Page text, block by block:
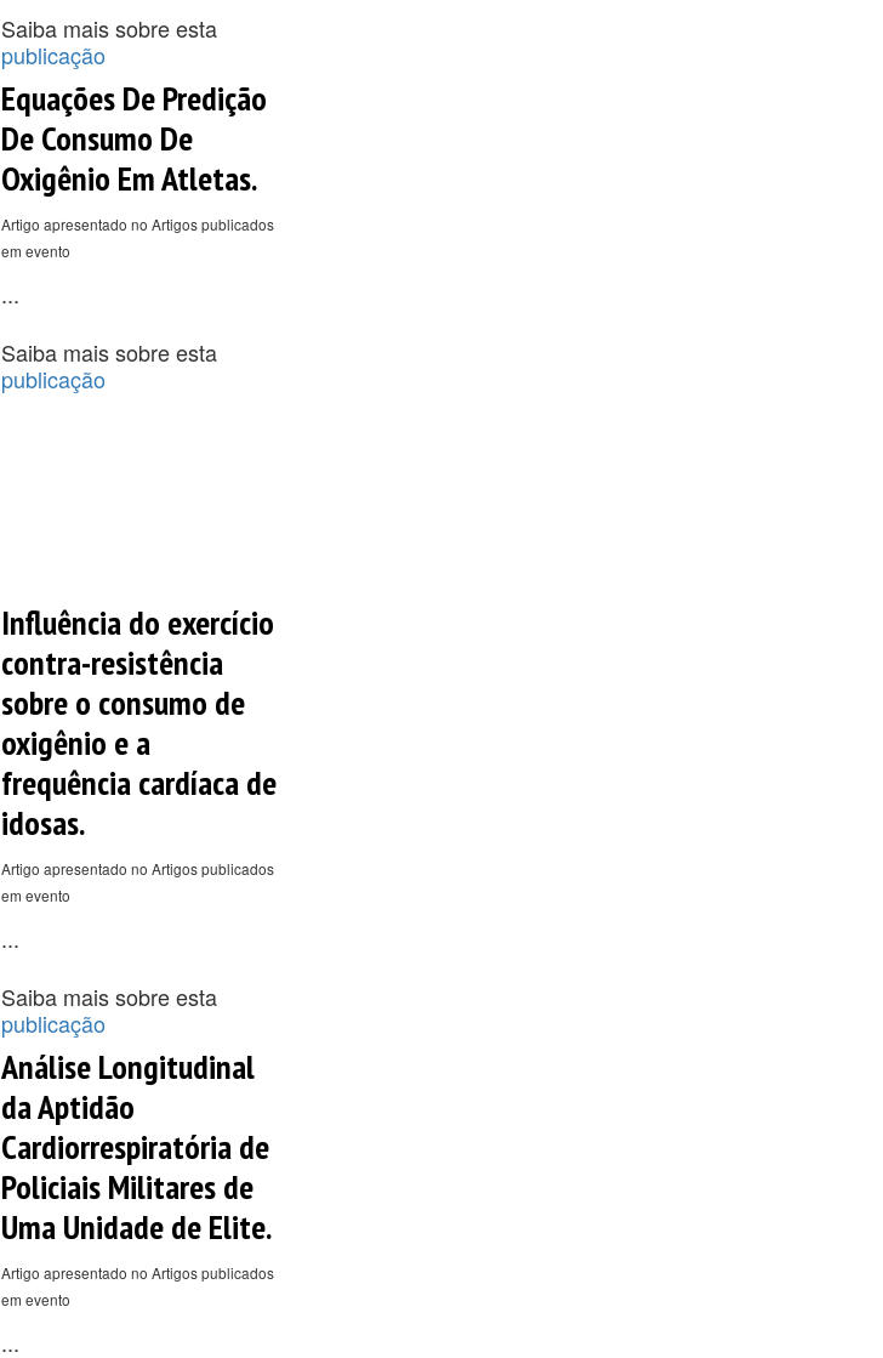
Saiba mais sobre esta
publicação
Equações De Predição
De Consumo De
Oxigênio Em Atletas.
Artigo apresentado no Artigos publicados
em evento
...
Saiba mais sobre esta
publicação
Influência do exercício
contra-resistência
sobre o consumo de
oxigênio e a
frequência cardíaca de
idosas.
Artigo apresentado no Artigos publicados
em evento
...
Saiba mais sobre esta
publicação
Análise Longitudinal
da Aptidão
Cardiorrespiratória de
Policiais Militares de
Uma Unidade de Elite.
Artigo apresentado no Artigos publicados
em evento
...